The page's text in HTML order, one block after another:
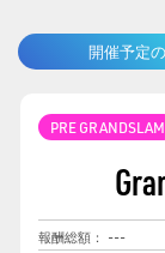
開催予定
PRE GRANDSLAM
報酬総額： ---